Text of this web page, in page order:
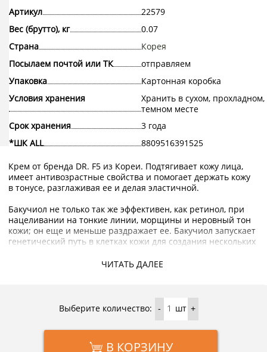
ЧИТАТЬ ДАЛЕЕ
Артикул
22579
Вес (брутто), кг
0.07
Страна
Корея
Посылаем почтой или ТК
отправляем
Упаковка
Картонная коробка
Условия хранения
Хранить в сухом, прохладном,
темном месте
Срок хранения
3 года
*ШК ALL
8809516391525
Крем от бренда DR. F5 из Кореи. Подтягивает кожу лица,
имеет антивозрастные свойства и помогает держать кожу
в тонусе, разглаживая ее и делая эластичной.
Бакучиол не только так же эффективен, как ретинол, при
нацеливании на тонкие линии, морщины и неровный тон
кожи; он еще и меньше раздражает ее. Бакучиол запускает
генетический путь в клетках кожи для создания нескольких
омолаживающих ее. Тем не менее, он не вызывает
в течение дня), бакучиол действительно может помочь
сделать кожу менее чувствительной к вредным солнечным
Ниацинамид, также известный как витамин B3 или
Выберите количество: - шт +
В КОРЗИНУ